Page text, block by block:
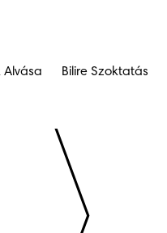
Alvása Bilire Szoktatás